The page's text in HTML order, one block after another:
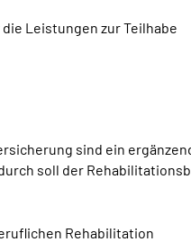
Leistungen zur Teilhabe
sind ein
soll der
Rehabilitation